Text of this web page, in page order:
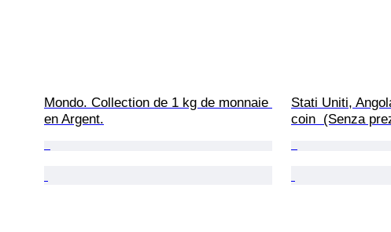
Mondo. Collection de 1 kg de monnaie
en Argent.
Stati Uniti,
coin  (Senza